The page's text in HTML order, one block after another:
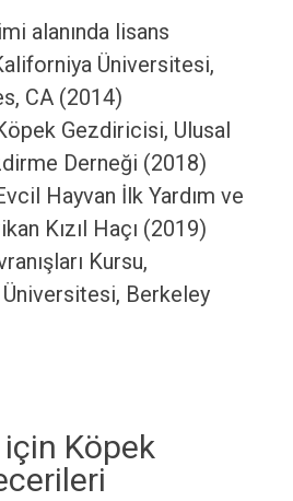
alanında lisans
Üniversitesi,
CA (2014)
Gezdiricisi, Ulusal
Derneği (2018)
Hayvan İlk Yardım ve
Kızıl Haçı (2019)
Kursu,
Berkeley
Köpek